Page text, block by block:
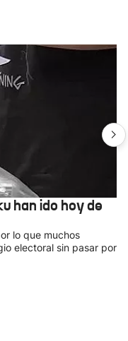
han ido hoy de
lo que muchos
electoral sin pasar por